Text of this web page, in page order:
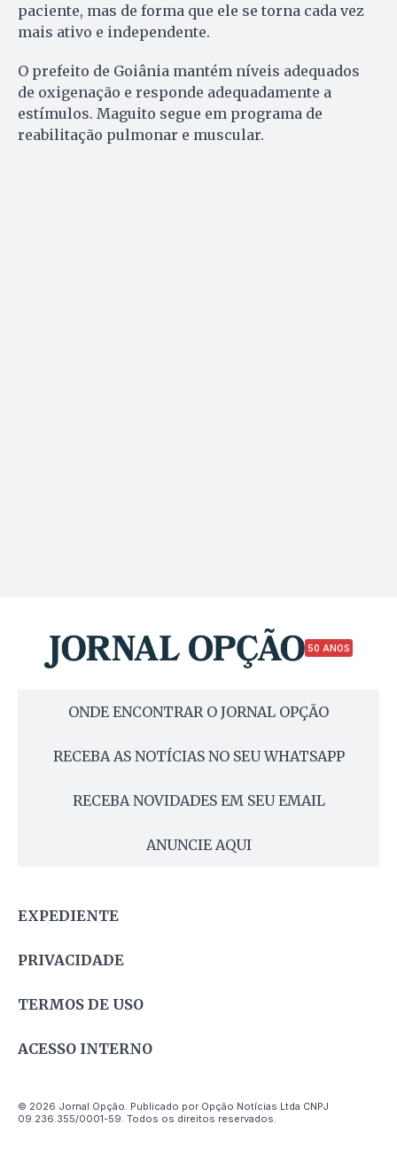
paciente, mas de forma que ele se torna cada vez
mais ativo e independente.
O prefeito de Goiânia mantém níveis adequados
de oxigenação e responde adequadamente a
estímulos. Maguito segue em programa de
reabilitação pulmonar e muscular.
50 ANOS
ONDE ENCONTRAR O JORNAL OPÇÃO
RECEBA AS NOTÍCIAS NO SEU WHATSAPP
RECEBA NOVIDADES EM SEU EMAIL
ANUNCIE AQUI
EXPEDIENTE
PRIVACIDADE
TERMOS DE USO
ACESSO INTERNO
© 2026 Jornal Opção. Publicado por Opção Notícias Ltda CNPJ
09.236.355/0001-59. Todos os direitos reservados.